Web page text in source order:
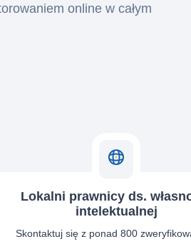
online w całym
Lokalni prawnicy ds.
intelektualnej
Skontaktuj się z ponad 800